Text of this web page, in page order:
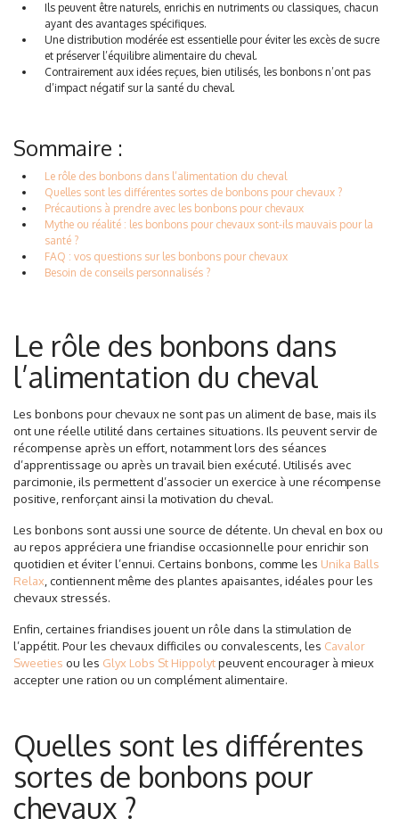
Ils peuvent être naturels, enrichis en nutriments ou classiques, chacun
ayant des avantages spécifiques.
Une distribution modérée est essentielle pour éviter les excès de sucre
et préserver l’équilibre alimentaire du cheval.
Contrairement aux idées reçues, bien utilisés, les bonbons n’ont pas
d’impact négatif sur la santé du cheval.
Sommaire :
Le rôle des bonbons dans l’alimentation du cheval
Quelles sont les différentes sortes de bonbons pour chevaux ?
Précautions à prendre avec les bonbons pour chevaux
Mythe ou réalité : les bonbons pour chevaux sont-ils mauvais pour la
santé ?
FAQ : vos questions sur les bonbons pour chevaux
Besoin de conseils personnalisés ?
Le rôle des bonbons dans
l’alimentation du cheval
Les bonbons pour chevaux ne sont pas un aliment de base, mais ils
ont une réelle utilité dans certaines situations. Ils peuvent servir de
récompense après un effort, notamment lors des séances
d’apprentissage ou après un travail bien exécuté. Utilisés avec
parcimonie, ils permettent d’associer un exercice à une récompense
positive, renforçant ainsi la motivation du cheval.
Les bonbons sont aussi une source de détente. Un cheval en box ou
au repos appréciera une friandise occasionnelle pour enrichir son
quotidien et éviter l’ennui. Certains bonbons, comme les Unika Balls
Relax , contiennent même des plantes apaisantes, idéales pour les
chevaux stressés.
Enfin, certaines friandises jouent un rôle dans la stimulation de
l’appétit. Pour les chevaux difficiles ou convalescents, les Cavalor
Sweeties ou les Glyx Lobs St Hippolytpeuvent encourager à mieux
accepter une ration ou un complément alimentaire.
Quelles sont les différentes
sortes de bonbons pour
chevaux ?